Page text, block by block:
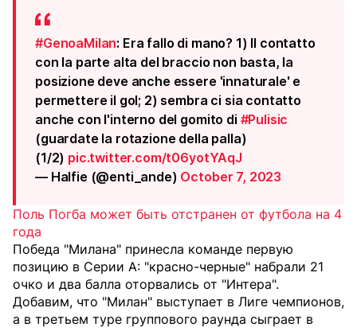
#GenoaMilan: Era fallo di mano? 1) Il contatto
con la parte alta del braccio non basta, la
posizione deve anche essere 'innaturale' e
permettere il gol; 2) sembra ci sia contatto
anche con l'interno del gomito di #Pulisic
(guardate la rotazione della palla)
(1/2) pic.twitter.com/t06yotYAqJ
— Halfie (@enti_ande) October 7, 2023
Поль Погба может быть отстранен от футбола на 4
года
Победа "Милана" принесла команде первую
позицию в Серии А: "красно-черные" набрали 21
очко и два балла оторвались от "Интера".
Добавим, что "Милан" выступает в Лиге чемпионов,
а в третьем туре группового раунда сыграет в